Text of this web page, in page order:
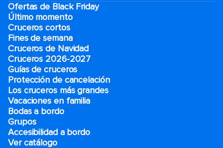
Ofertas de Black Friday
Último momento
Cruceros cortos
Fines de semana
Cruceros de Navidad
Cruceros 2026-2027
Guías de cruceros
Protección de cancelación
Los cruceros más grandes
Vacaciones en familia
Bodas a bordo
Grupos
Accesibilidad a bordo
Ver catálogo